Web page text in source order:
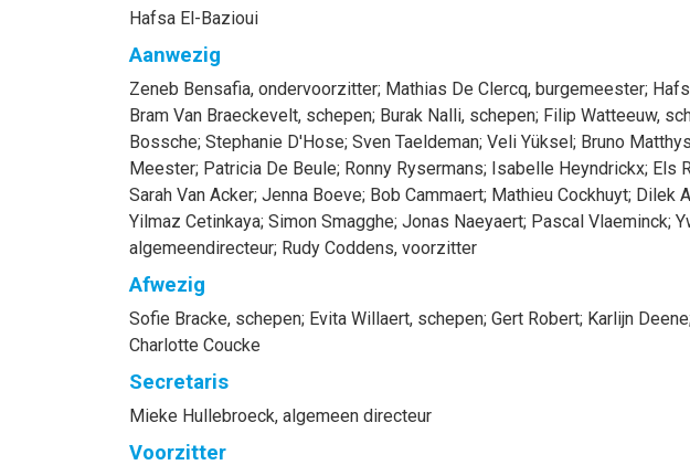
Hafsa El-Bazioui
Aanwezig
Zeneb Bensafia, ondervoorzitter; Mathias De Clercq, burgemeester;
Bram Van Braeckevelt, schepen; Burak Nalli, schepen; Filip Watteeuw,
Bossche; Stephanie D'Hose; Sven Taeldeman; Veli Yüksel; Bruno Matthys
Meester; Patricia De Beule; Ronny Rysermans; Isabelle Heyndrickx; Els
Sarah Van Acker; Jenna Boeve; Bob Cammaert; Mathieu Cockhuyt; Dilek
Yilmaz Cetinkaya; Simon Smagghe; Jonas Naeyaert; Pascal Vlaeminck;
algemeendirecteur; Rudy Coddens, voorzitter
Afwezig
Sofie Bracke, schepen; Evita Willaert, schepen; Gert Robert; Karlijn Deene
Charlotte Coucke
Secretaris
Mieke Hullebroeck, algemeen directeur
Voorzitter